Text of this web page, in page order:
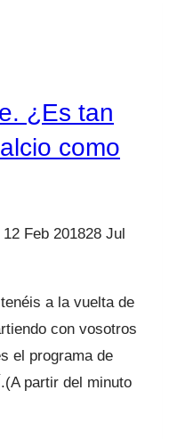
¿Es tan
como
12 Feb 201828 Jul
a la vuelta de
con vosotros
el programa de
partir del minuto